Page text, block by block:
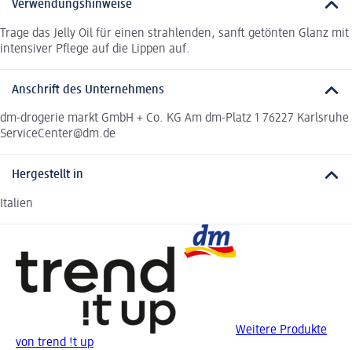
Verwendungshinweise
Trage das Jelly Oil für einen strahlenden, sanft getönten Glanz mit
intensiver Pflege auf die Lippen auf.
Anschrift des Unternehmens
dm-drogerie markt GmbH + Co. KG Am dm-Platz 1 76227 Karlsruhe
ServiceCenter@dm.de
Hergestellt in
Italien
Weitere Produkte
von trend !t up